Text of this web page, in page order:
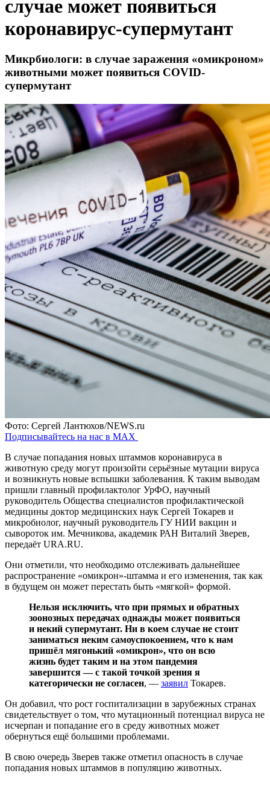
случае может появиться
коронавирус-супермутант
Микрбиологи: в случае заражения «омикроном»
животными может появиться COVID-
супермутант
Фото: Сергей Лантюхов/NEWS.ru
Подписывайтесь на нас в MAX
В случае попадания новых штаммов коронавируса в
животную среду могут произойти серьёзные мутации вируса
и возникнуть новые вспышки заболевания. К таким выводам
пришли главный профилактолог УрФО, научный
руководитель Общества специалистов профилактической
медицины доктор медицинских наук Сергей Токарев и
микробиолог, научный руководитель ГУ НИИ вакцин и
сывороток им. Мечникова, академик РАН Виталий Зверев,
передаёт URA.RU.
Они отметили, что необходимо отслеживать дальнейшее
распространение «омикрон»-штамма и его изменения, так как
в будущем он может перестать быть «мягкой» формой.
Нельзя исключить, что при прямых и обратных
зоонозных передачах однажды может появиться
и некий супермутант. Ни в коем случае не стоит
заниматься неким самоуспокоением, что к нам
пришёл мягонький «омикрон», что он всю
жизнь будет таким и на этом пандемия
завершится — с такой точкой зрения я
категорически не согласен, — заявил Токарев.
Он добавил, что рост госпитализации в зарубежных странах
свидетельствует о том, что мутационный потенциал вируса не
исчерпан и попадание его в среду животных может
обернуться ещё большими проблемами.
В свою очередь Зверев также отметил опасность в случае
попадания новых штаммов в популяцию животных.